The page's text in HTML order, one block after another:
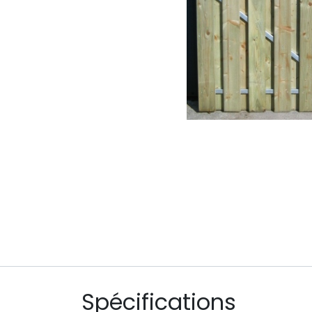
Spécifications